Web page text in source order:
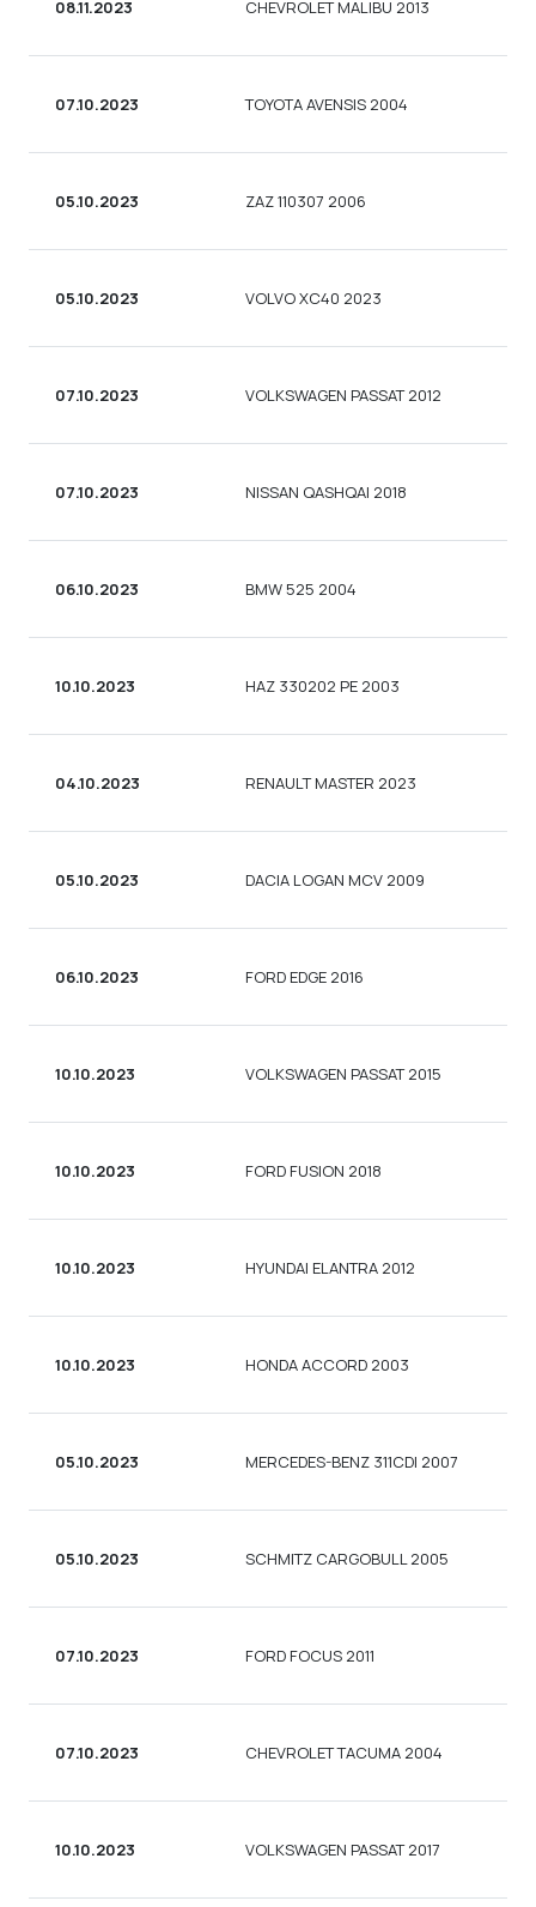
08.11.2023 CHEVROLET MALIBU 2013
07.10.2023 TOYOTA AVENSIS 2004
05.10.2023 ZAZ 110307 2006
05.10.2023 VOLVO XC40 2023
07.10.2023 VOLKSWAGEN PASSAT 2012
07.10.2023 NISSAN QASHQAI 2018
06.10.2023 BMW 525 2004
10.10.2023 HAZ 330202 PE 2003
04.10.2023 RENAULT MASTER 2023
05.10.2023 DACIA LOGAN MCV 2009
06.10.2023 FORD EDGE 2016
10.10.2023 VOLKSWAGEN PASSAT 2015
10.10.2023 FORD FUSION 2018
10.10.2023 HYUNDAI ELANTRA 2012
10.10.2023 HONDA ACCORD 2003
05.10.2023 MERCEDES-BENZ 311CDI 2007
05.10.2023 SCHMITZ CARGOBULL 2005
07.10.2023 FORD FOCUS 2011
07.10.2023 CHEVROLET TACUMA 2004
10.10.2023 VOLKSWAGEN PASSAT 2017